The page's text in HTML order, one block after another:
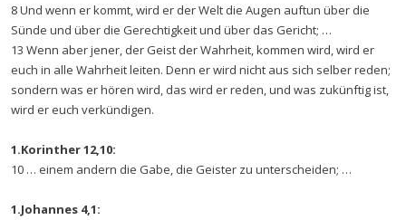
8 Und wenn er kommt, wird er der Welt die Augen auftun über die
Sünde und über die Gerechtigkeit und über das Gericht; …
13 Wenn aber jener, der Geist der Wahrheit, kommen wird, wird er
euch in alle Wahrheit leiten. Denn er wird nicht aus sich selber reden;
sondern was er hören wird, das wird er reden, und was zukünftig ist,
wird er euch verkündigen.
1.Korinther 12,10:
10 … einem andern die Gabe, die Geister zu unterscheiden; …
1.Johannes 4,1: